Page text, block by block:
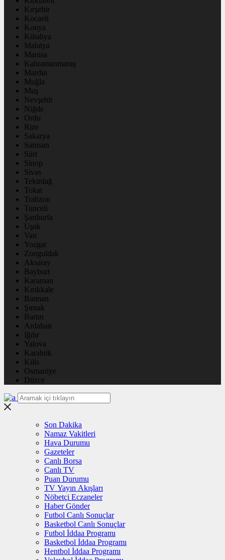
Kırşehir
Kocaeli
Konya
Kütahya
Malatya
Manisa
Kahramanmaraş
Mardin
Muğla
Muş
Nevşehir
Niğde
Ordu
Rize
Sakarya
Samsun
Siirt
Sinop
Sivas
Tekirdağ
Tokat
Trabzon
Tunceli
Şanlıurfa
Uşak
Van
Yozgat
Zonguldak
Aksaray
Bayburt
Karaman
Kırıkkale
Batman
Şırnak
Bartın
Ardahan
Iğdır
Yalova
Karabük
Kilis
Osmaniye
Düzce
Son Dakika
Namaz Vakitleri
Hava Durumu
Gazeteler
Canlı Borsa
Canlı TV
Puan Durumu
TV Yayın Akışları
Nöbetçi Eczaneler
Haber Gönder
Futbol Canlı Sonuçlar
Basketbol Canlı Sonuçlar
Futbol İddaa Programı
Basketbol İddaa Programı
Hentbol İddaa Programı